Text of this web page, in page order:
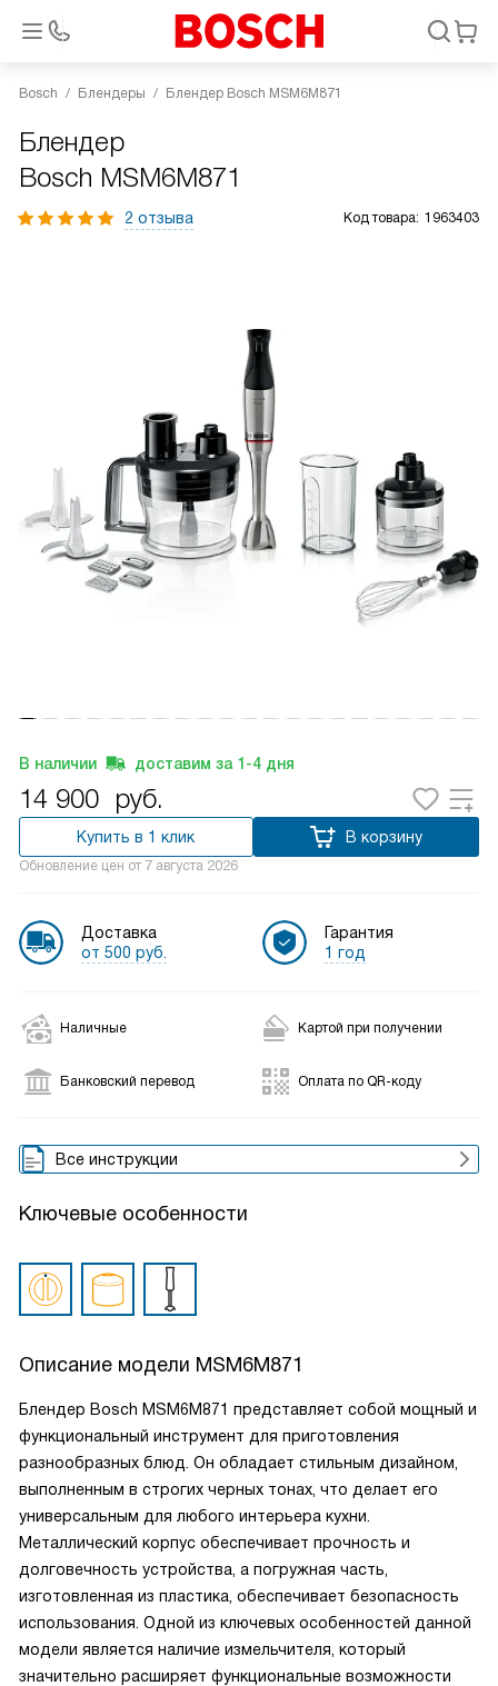
Bosch Блендеры Блендер Bosch MSM6M871
Блендер
Bosch MSM6M871
2 отзыва Код товара: 1963403
В наличии доставим за 1-4 дня
14 900 руб.
Купить в 1 клик В корзину
Обновление цен от 7 августа 2026
Доставка
от 500 руб.
Гарантия
1 год
Наличные Картой при получении
Банковский перевод Оплата по QR-коду
Все инструкции
Ключевые особенности
Описание модели MSM6M871
Блендер Bosch MSM6M871 представляет собой мощный и
функциональный инструмент для приготовления
разнообразных блюд. Он обладает стильным дизайном,
выполненным в строгих черных тонах, что делает его
универсальным для любого интерьера кухни.
Металлический корпус обеспечивает прочность и
долговечность устройства, а погружная часть,
изготовленная из пластика, обеспечивает безопасность
использования. Одной из ключевых особенностей данной
модели является наличие измельчителя, который
значительно расширяет функциональные возможности